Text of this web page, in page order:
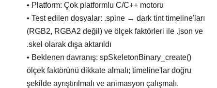
• Platform: Çok platformlu C/C++ motoru
• Test edilen dosyalar: .spine → dark tint timeline'ları
(RGB2, RGBA2 değil) ve ölçek faktörleri ile .json ve
.skel olarak dışa aktarıldı
• Beklenen davranış: spSkeletonBinary_create()
ölçek faktörünü dikkate almalı; timeline'lar doğru
şekilde ayrıştırılmalı ve animasyon çalışmalı.